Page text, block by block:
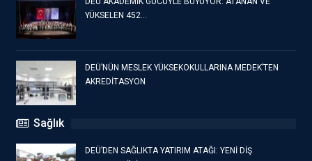
YÜKSELEN 452…
DEÜ’NÜN MESLEK YÜKSEKOKULLARINA MEDEK’TEN
AKREDİTASYON
Sağlık
DEÜ’DEN SAĞLIKTA YATIRIM ATAĞI: YENİ DİŞ